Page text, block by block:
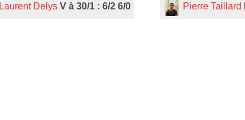
Laurent Delys V à 30/1 : 6/2 6/0 Pierre Taillard